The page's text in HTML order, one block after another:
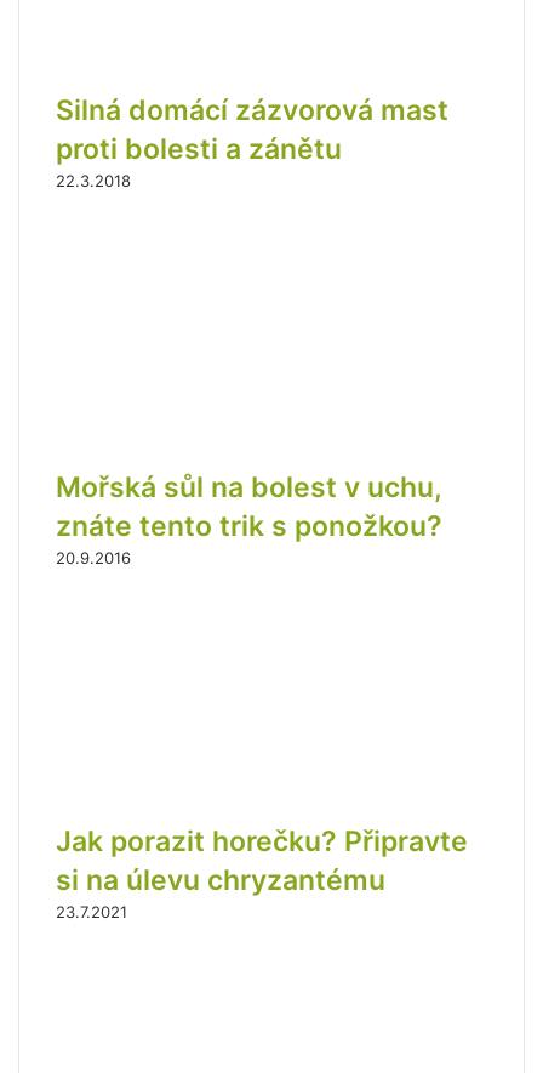
Silná domácí zázvorová mast
proti bolesti a zánětu
22.3.2018
Mořská sůl na bolest v uchu,
znáte tento trik s ponožkou?
20.9.2016
Jak porazit horečku? Připravte
si na úlevu chryzantému
23.7.2021